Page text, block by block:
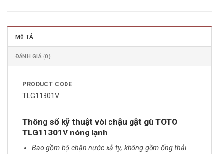
MÔ TẢ
ĐÁNH GIÁ (0)
PRODUCT CODE
TLG11301V
Thông số kỹ thuật vòi chậu gật gù TOTO
TLG11301V nóng lạnh
Bao gồm bộ chặn nước xả ty, không gồm ống thải